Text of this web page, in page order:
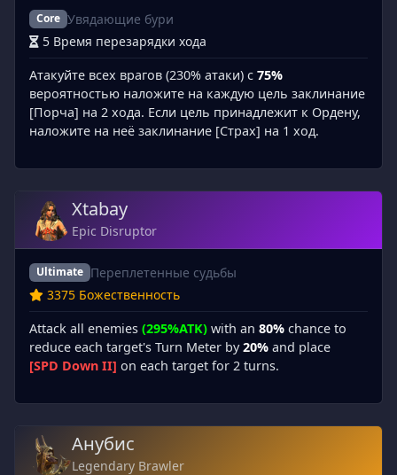
Core Увядающие бури
5 Время перезарядки хода
Атакуйте всех врагов (230% атаки) с 75%
вероятностью наложите на каждую цель заклинание
[Порча] на 2 хода. Если цель принадлежит к Ордену,
наложите на неё заклинание [Страх] на 1 ход.
Xtabay
Epic Disruptor
Ultimate Переплетенные судьбы
3375 Божественность
Attack all enemies (295%ATK) with an 80% chance to
reduce each target's Turn Meter by20% and place
[SPD Down II] on each target for 2 turns.
Анубис
Legendary Brawler